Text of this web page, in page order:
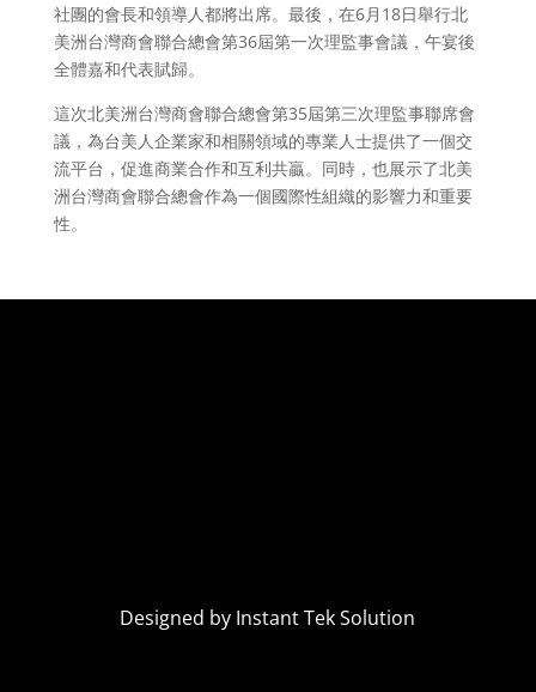
社團的會長和領導人都將出席。最後，在6月18日舉行北
美洲台灣商會聯合總會第36屆第一次理監事會議，午宴後
全體嘉和代表賦歸。
這次北美洲台灣商會聯合總會第35屆第三次理監事聯席會
議，為台美人企業家和相關領域的專業人士提供了一個交
流平台，促進商業合作和互利共贏。同時，也展示了北美
洲台灣商會聯合總會作為一個國際性組織的影響力和重要
性。
Designed by Instant Tek Solution